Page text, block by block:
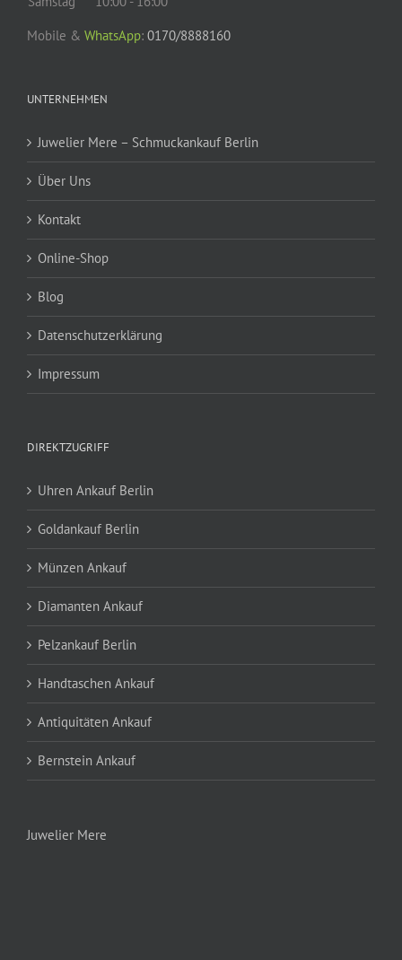
Mobile & WhatsApp: 0170/8888160
UNTERNEHMEN
Juwelier Mere – Schmuckankauf Berlin
Über Uns
Kontakt
Online-Shop
Blog
Datenschutzerklärung
Impressum
DIREKTZUGRIFF
Uhren Ankauf Berlin
Goldankauf Berlin
Münzen Ankauf
Diamanten Ankauf
Pelzankauf Berlin
Handtaschen Ankauf
Antiquitäten Ankauf
Bernstein Ankauf
Juwelier Mere